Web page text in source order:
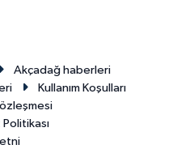
Akçadağ haberleri
Kullanım Koşulları